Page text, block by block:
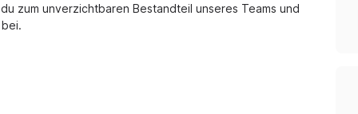
zum unverzichtbaren Bestandteil unseres Teams und